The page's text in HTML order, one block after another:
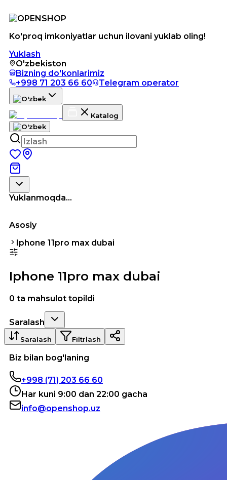
Ko'proq imkoniyatlar uchun ilovani yuklab oling!
Yuklash
O'zbekiston
Bizning do'konlarimiz
+998 71 203 66 60
Telegram operator
Katalog
Yuklanmoqda...
Asosiy
Iphone 11pro max dubai
Iphone 11pro max dubai
0 ta mahsulot topildi
Saralash
Saralash Filtrlash
Biz bilan bog'laning
+998 (71) 203 66 60
Har kuni 9:00 dan 22:00 gacha
info@openshop.uz